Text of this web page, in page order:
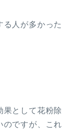
る人が多かった
果として花粉除
のですが、これ